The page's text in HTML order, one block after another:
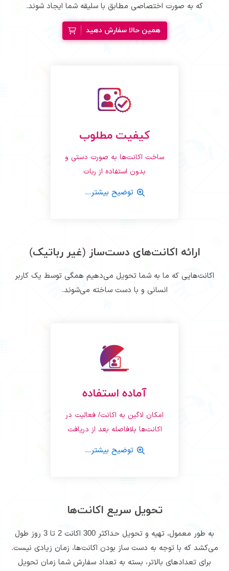
که به صورت اختصاصی مطابق با سلیقه شما ایجاد شوند.
همین حالا سفارش دهید
کیفیت مطلوب
ساخت اکانت‌ها به صورت دستی و
بدون استفاده از ربات
توضیح بیشتر...
ارائه اکانت‌های دست‌ساز (غیر رباتیک)
اکانت‌هایی که ما به شما تحویل می‌دهیم همگی توسط یک کاربر
انسانی و با دست ساخته می‌شوند.
آماده استفاده
امکان لاگین به اکانت/ فعالیت در
اکانت‌ها بلافاصله بعد از دریافت
توضیح بیشتر...
تحویل سریع اکانت‌ها
به طور معمول، تهیه و تحویل حداکثر 300 اکانت 2 تا 3 روز طول
می‌کشد که با توجه به دست ساز بودن اکانت‌ها، زمان زیادی نیست.
برای تعدادهای بالاتر، بسته به تعداد سفارش شما زمان تحویل